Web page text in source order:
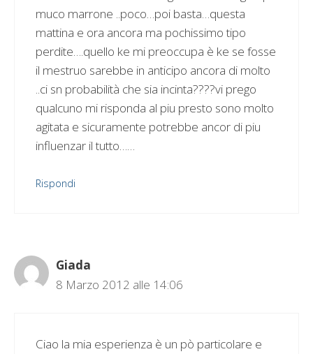
muco marrone ..poco…poi basta…questa
mattina e ora ancora ma pochissimo tipo
perdite….quello ke mi preoccupa è ke se fosse
il mestruo sarebbe in anticipo ancora di molto
..ci sn probabilità che sia incinta????vi prego
qualcuno mi risponda al piu presto sono molto
agitata e sicuramente potrebbe ancor di piu
influenzar il tutto……
Rispondi
Giada
8 Marzo 2012 alle 14:06
Ciao la mia esperienza è un pò particolare e